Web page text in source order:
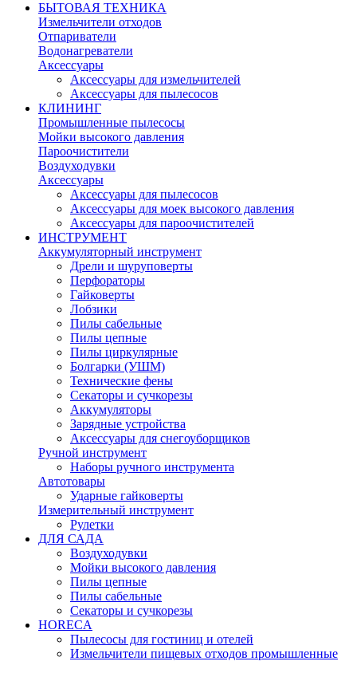
БЫТОВАЯ ТЕХНИКА
Измельчители отходов
Отпариватели
Водонагреватели
Аксессуары
Аксессуары для измельчителей
Аксессуары для пылесосов
КЛИНИНГ
Промышленные пылесосы
Мойки высокого давления
Пароочистители
Воздуходувки
Аксессуары
Аксессуары для пылесосов
Аксессуары для моек высокого давления
Аксессуары для пароочистителей
ИНСТРУМЕНТ
Аккумуляторный инструмент
Дрели и шуруповерты
Перфораторы
Гайковерты
Лобзики
Пилы сабельные
Пилы цепные
Пилы циркулярные
Болгарки (УШМ)
Технические фены
Секаторы и сучкорезы
Аккумуляторы
Зарядные устройства
Аксессуары для снегоуборщиков
Ручной инструмент
Наборы ручного инструмента
Автотовары
Ударные гайковерты
Измерительный инструмент
Рулетки
ДЛЯ САДА
Воздуходувки
Мойки высокого давления
Пилы цепные
Пилы сабельные
Секаторы и сучкорезы
HORECA
Пылесосы для гостиниц и отелей
Измельчители пищевых отходов промышленные